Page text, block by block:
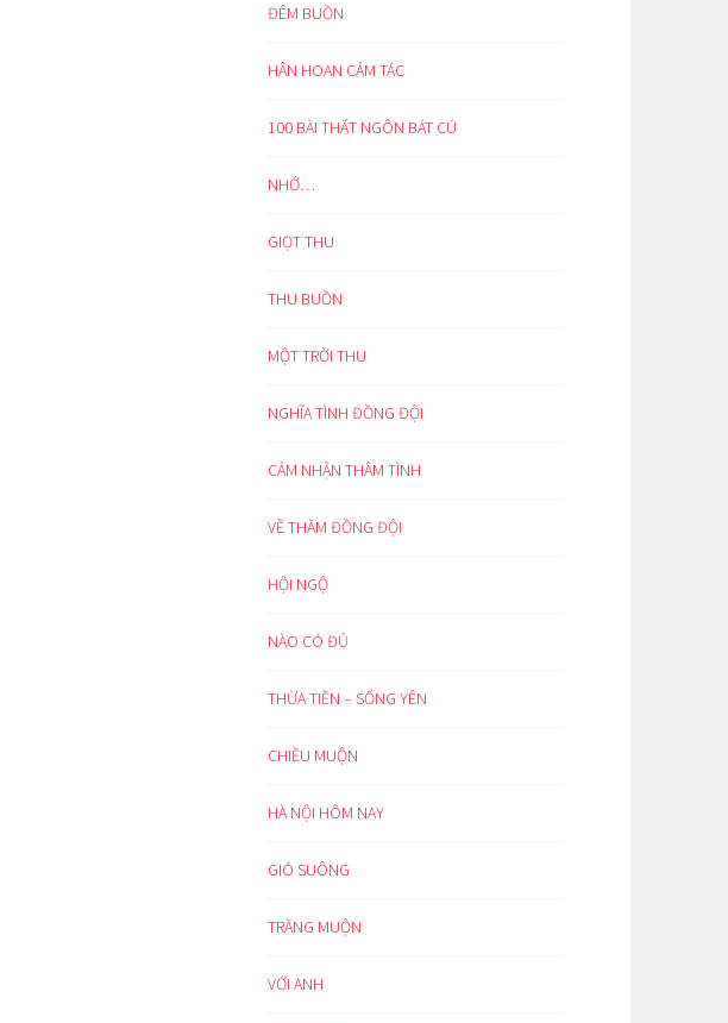
ĐÊM BUỒN
HÂN HOAN CẢM TÁC
100 BÀI THẤT NGÔN BÁT CÚ
NHỚ…
GIỌT THU
THU BUỒN
MỘT TRỜI THU
NGHĨA TÌNH ĐỒNG ĐỘI
CẢM NHẬN THÂM TÌNH
VỀ THĂM ĐỒNG ĐỘI
HỘI NGỘ
NÀO CÓ ĐỦ
THỪA TIỀN – SỐNG YÊN
CHIỀU MUỘN
HÀ NỘI HÔM NAY
GIÓ SUÔNG
TRĂNG MUỘN
VỚI ANH